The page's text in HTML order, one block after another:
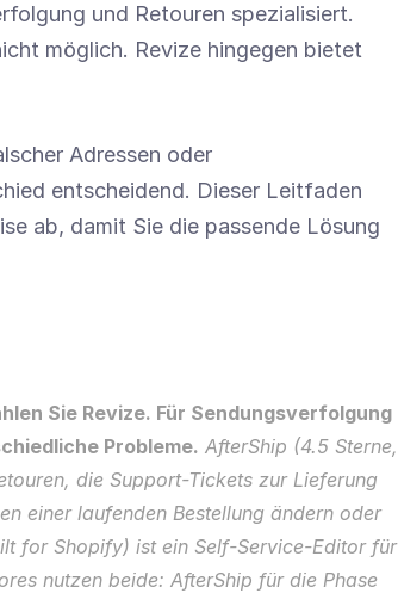
und Retouren spezialisiert.
möglich. Revize hingegen bietet
Adressen oder
entscheidend. Dieser Leitfaden
ab, damit Sie die passende Lösung
Sie Revize. Für Sendungsverfolgung
Probleme. AfterShip (4.5 Sterne,
die Support-Tickets zur Lieferung
einer laufenden Bestellung ändern oder
for Shopify) ist ein Self-Service-Editor für
nutzen beide: AfterShip für die Phase